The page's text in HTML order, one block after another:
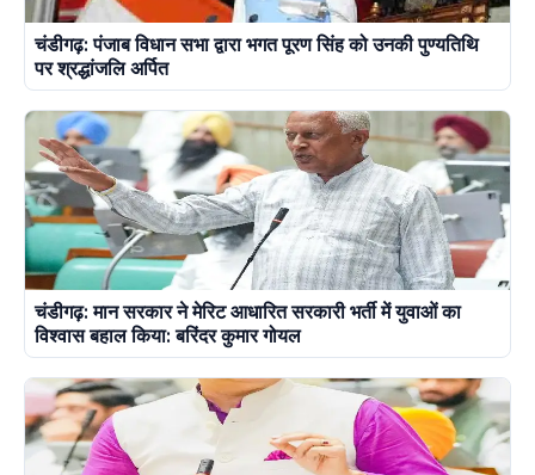
चंडीगढ़: पंजाब विधान सभा द्वारा भगत पूरण सिंह को उनकी पुण्यतिथि
पर श्रद्धांजलि अर्पित
चंडीगढ़: मान सरकार ने मेरिट आधारित सरकारी भर्ती में युवाओं का
विश्वास बहाल किया: बरिंदर कुमार गोयल